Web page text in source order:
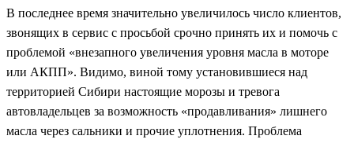
В последнее время значительно увеличилось число клиентов,
звонящих в сервис с просьбой срочно принять их и помочь с
проблемой «внезапного увеличения уровня масла в моторе
или АКПП». Видимо, виной тому установившиеся над
территорией Сибири настоящие морозы и тревога
автовладельцев за возможность «продавливания» лишнего
масла через сальники и прочие уплотнения. Проблема